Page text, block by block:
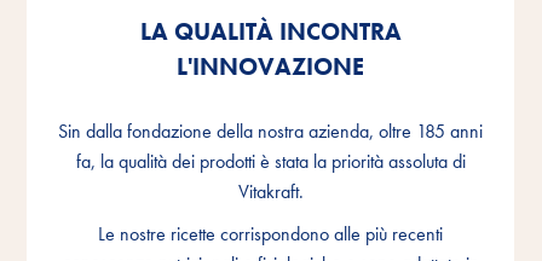
LA QUALITÀ INCONTRA
L'INNOVAZIONE
Sin dalla fondazione della nostra azienda, oltre 185 anni
fa, la qualità dei prodotti è stata la priorità assoluta di
Vitakraft.
Le nostre ricette corrispondono alle più recenti
LA QUALITÀ INCONTRA
L'INNOVAZIONE
Sin dalla fondazione della nostra azienda, oltre 185 anni
fa, la qualità dei prodotti è stata la priorità assoluta di
Vitakraft.
Le nostre ricette corrispondono alle più recenti
LA QUALITÀ INCONTRA
L'INNOVAZIONE
Sin dalla fondazione della nostra azienda, oltre 185 anni
fa, la qualità dei prodotti è stata la priorità assoluta di
Vitakraft.
Le nostre ricette corrispondono alle più recenti